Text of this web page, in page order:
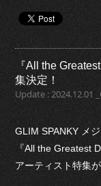
『All the
集決定！
Update : 2024.12.01
GLIM SPANKY メ
『All the Greatest
アーティスト特集が